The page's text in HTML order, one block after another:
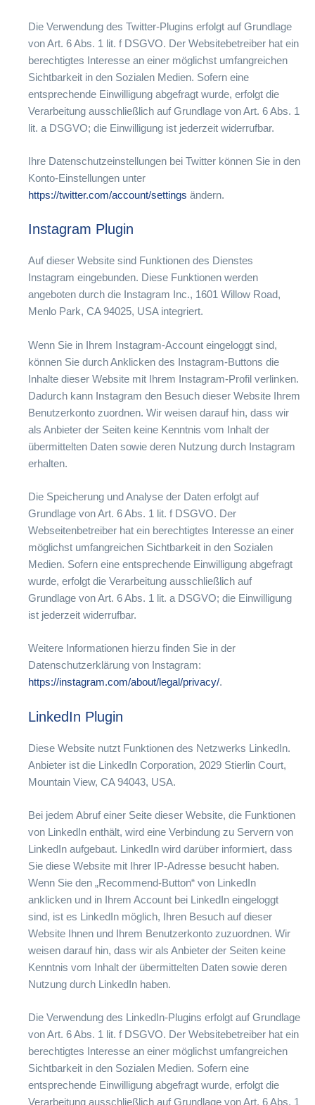
Die Verwendung des Twitter-Plugins erfolgt auf Grundlage
von Art. 6 Abs. 1 lit. f DSGVO. Der Websitebetreiber hat ein
berechtigtes Interesse an einer möglichst umfangreichen
Sichtbarkeit in den Sozialen Medien. Sofern eine
entsprechende Einwilligung abgefragt wurde, erfolgt die
Verarbeitung ausschließlich auf Grundlage von Art. 6 Abs. 1
lit. a DSGVO; die Einwilligung ist jederzeit widerrufbar.
Ihre Datenschutzeinstellungen bei Twitter können Sie in den
Konto-Einstellungen unter
https://twitter.com/account/settings ändern.
Instagram Plugin
Auf dieser Website sind Funktionen des Dienstes
Instagram eingebunden. Diese Funktionen werden
angeboten durch die Instagram Inc., 1601 Willow Road,
Menlo Park, CA 94025, USA integriert.
Wenn Sie in Ihrem Instagram-Account eingeloggt sind,
können Sie durch Anklicken des Instagram-Buttons die
Inhalte dieser Website mit Ihrem Instagram-Profil verlinken.
Dadurch kann Instagram den Besuch dieser Website Ihrem
Benutzerkonto zuordnen. Wir weisen darauf hin, dass wir
als Anbieter der Seiten keine Kenntnis vom Inhalt der
übermittelten Daten sowie deren Nutzung durch Instagram
erhalten.
Die Speicherung und Analyse der Daten erfolgt auf
Grundlage von Art. 6 Abs. 1 lit. f DSGVO. Der
Webseitenbetreiber hat ein berechtigtes Interesse an einer
möglichst umfangreichen Sichtbarkeit in den Sozialen
Medien. Sofern eine entsprechende Einwilligung abgefragt
wurde, erfolgt die Verarbeitung ausschließlich auf
Grundlage von Art. 6 Abs. 1 lit. a DSGVO; die Einwilligung
ist jederzeit widerrufbar.
Weitere Informationen hierzu finden Sie in der
Datenschutzerklärung von Instagram:
https://instagram.com/about/legal/privacy/.
LinkedIn Plugin
Diese Website nutzt Funktionen des Netzwerks LinkedIn.
Anbieter ist die LinkedIn Corporation, 2029 Stierlin Court,
Mountain View, CA 94043, USA.
Bei jedem Abruf einer Seite dieser Website, die Funktionen
von LinkedIn enthält, wird eine Verbindung zu Servern von
LinkedIn aufgebaut. LinkedIn wird darüber informiert, dass
Sie diese Website mit Ihrer IP-Adresse besucht haben.
Wenn Sie den „Recommend-Button“ von LinkedIn
anklicken und in Ihrem Account bei LinkedIn eingeloggt
sind, ist es LinkedIn möglich, Ihren Besuch auf dieser
Website Ihnen und Ihrem Benutzerkonto zuzuordnen. Wir
weisen darauf hin, dass wir als Anbieter der Seiten keine
Kenntnis vom Inhalt der übermittelten Daten sowie deren
Nutzung durch LinkedIn haben.
Die Verwendung des LinkedIn-Plugins erfolgt auf Grundlage
von Art. 6 Abs. 1 lit. f DSGVO. Der Websitebetreiber hat ein
berechtigtes Interesse an einer möglichst umfangreichen
Sichtbarkeit in den Sozialen Medien. Sofern eine
entsprechende Einwilligung abgefragt wurde, erfolgt die
Verarbeitung ausschließlich auf Grundlage von Art. 6 Abs. 1